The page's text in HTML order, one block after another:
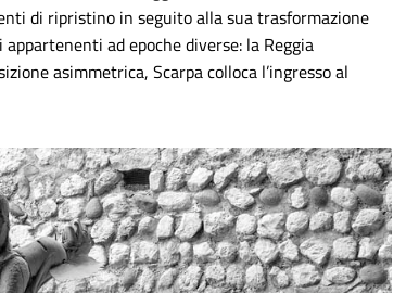
di ripristino in seguito alla sua trasformazione
ad epoche diverse: la Reggia
asimmetrica, Scarpa colloca l’ingresso al